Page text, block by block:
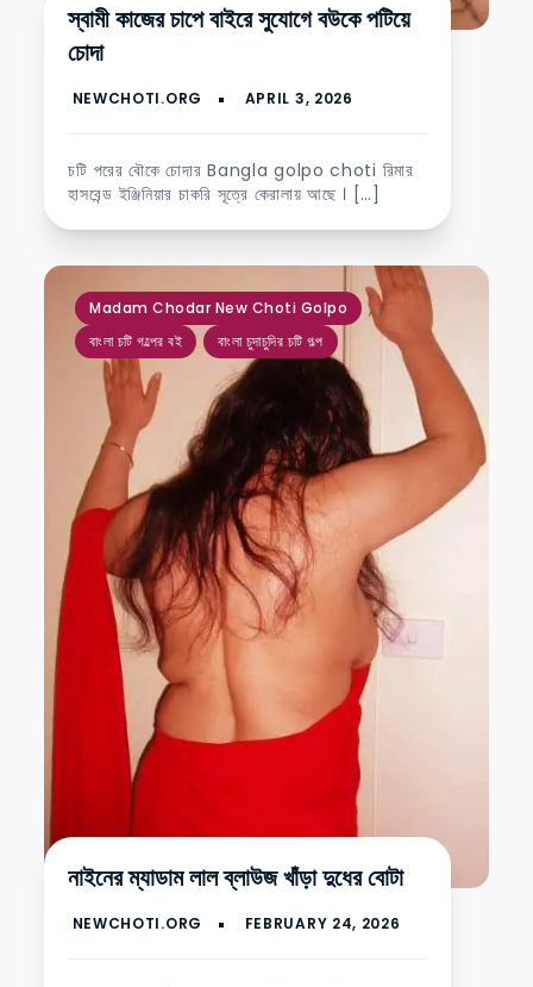
স্বামী কাজের চাপে বাইরে সুযোগে বউকে পটিয়ে
চোদা
চটি পরের বৌকে চোদার Bangla golpo choti রিমার
হাসবেন্ড ইঞ্জিনিয়ার চাকরি সূত্রে কেরালায় আছে । […]
Madam Chodar New Choti Golpo ,
বাংলা চটি গল্পের বই
,
বাংলা চুদাচুদির চটি গল্প
নাইনের ম্যাডাম লাল ব্লাউজ খাঁড়া দুধের বোটা